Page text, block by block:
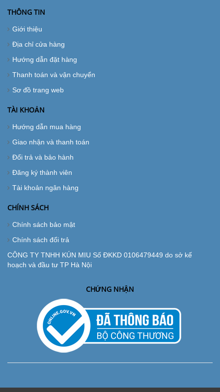
THÔNG TIN
Giới thiệu
Địa chỉ cửa hàng
Hướng dẫn đặt hàng
Thanh toán và vận chuyển
Sơ đồ trang web
TÀI KHOẢN
Hướng dẫn mua hàng
Giao nhận và thanh toán
Đổi trả và bảo hành
Đăng ký thành viên
Tài khoản ngân hàng
CHÍNH SÁCH
Chính sách bảo mật
Chính sách đổi trả
CÔNG TY TNHH KÚN MIU Số ĐKKD 0106479449 do sở kế
hoạch và đầu tư TP Hà Nội
CHỨNG NHẬN